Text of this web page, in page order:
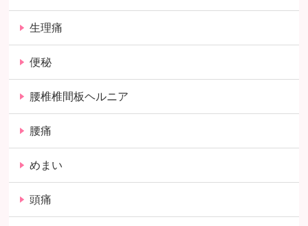
生理痛
便秘
腰椎椎間板ヘルニア
腰痛
めまい
頭痛